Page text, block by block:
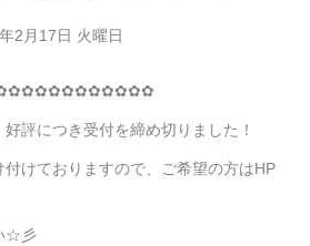
2月17日 火曜日
評につき受付を締め切りました！
けておりますので、ご希望の方はHP
☆彡